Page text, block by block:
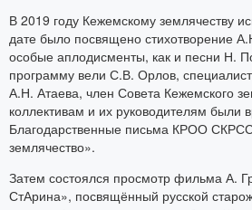
В 2019 году Кежемскому землячеству
дате было посвящено стихотворение
особые аплодисменты, как и песни Н.
программу вели С.В. Орлов,
А.Н. Атаева, член Совета Кежемского
коллективам и их руководителям были
Благодарственные письма КРОО
землячество».
Затем состоялся просмотр фильма А.
СтАрина», посвящённый русской